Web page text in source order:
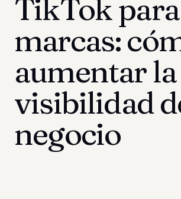
TikTok para
marcas:
aumentar la
visibilidad
negocio